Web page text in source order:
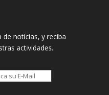
de noticias, y reciba
actividades.